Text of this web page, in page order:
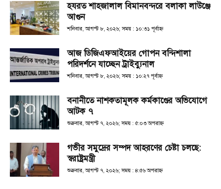
হযরত শাহজালাল বিমানবন্দরে বলাকা লাউঞ্জে
আগুন
শনিবার, আগস্ট ৮, ২০২৬; সময় : ১০:৩১ পূর্বাহ্ণ
আজ ডিজিএফআইয়ের গোপন বন্দিশালা
পরিদর্শনে যাচ্ছেন ট্রাইব্যুনাল
শনিবার, আগস্ট ৮, ২০২৬; সময় : ১০:২৭ পূর্বাহ্ণ
বনানীতে নাশকতামূলক কর্মকাণ্ডের অভিযোগে
আটক ৭
শুক্রবার, আগস্ট ৭, ২০২৬; সময় : ৫:০৩ অপরাহ্ণ
গভীর সমুদ্রের সম্পদ আহরণের চেষ্টা চলছে:
স্বরাষ্ট্রমন্ত্রী
শুক্রবার, আগস্ট ৭, ২০২৬; সময় : ৪:৫৬ অপরাহ্ণ